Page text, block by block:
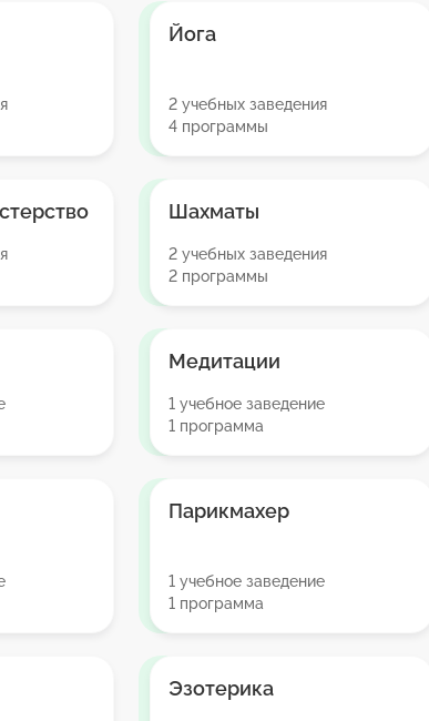
Йога
2 учебных заведения
4 программы
Шахматы
2 учебных заведения
2 программы
Медитации
1 учебное заведение
1 программа
Парикмахер
1 учебное заведение
1 программа
Эзотерика